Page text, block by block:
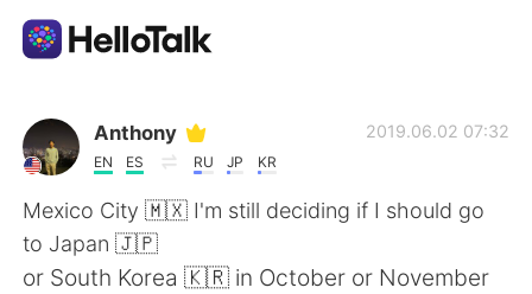
Приложение для Языкового Обмена
AI Grammar Checker
Русский
Anthony
EN ES RU JP KR
2019.06.02 07:32
Mexico City 🇲🇽 I'm still deciding if I should go
to Japan 🇯🇵
or South Korea 🇰🇷 in October or November